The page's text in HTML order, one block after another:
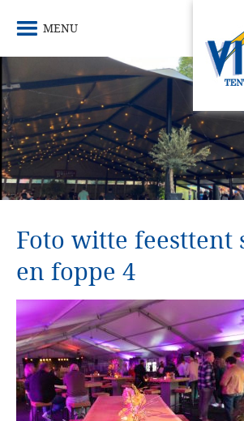
Foto witte feesttent
en foppe 4
MENU